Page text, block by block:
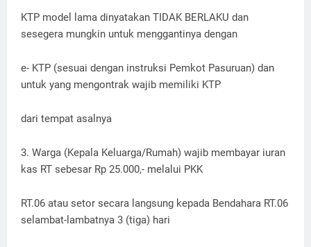
KTP model lama dinyatakan TIDAK BERLAKU dan
sesegera mungkin untuk menggantinya dengan
e- KTP (sesuai dengan instruksi Pemkot Pasuruan) dan
untuk yang mengontrak wajib memiliki KTP
dari tempat asalnya
3. Warga (Kepala Keluarga/Rumah) wajib membayar iuran
kas RT sebesar Rp 25.000,- melalui PKK
RT.06 atau setor secara langsung kepada Bendahara RT.06
selambat-lambatnya 3 (tiga) hari